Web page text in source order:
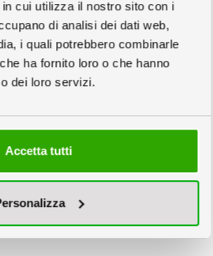
cui utilizza il nostro sito con i
di analisi dei dati web,
i quali potrebbero combinarle
ha fornito loro o che hanno
dei loro servizi.
Accetta tutti
File €6
Creazione Grafica
Semplice